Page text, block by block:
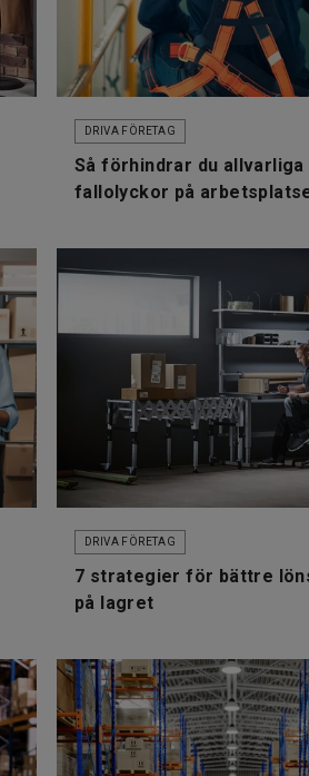
DRIVA FÖRETAG
Så förhindrar du allvarliga
fallolyckor på
DRIVA FÖRETAG
7 strategier för bättre
på lagret